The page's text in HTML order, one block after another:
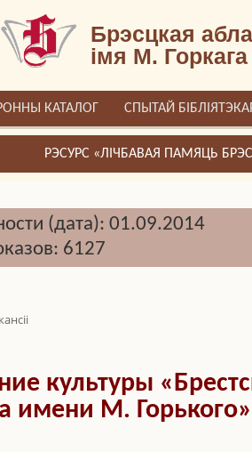
Брэсцкая
імя М. Горкага
КАТАЛОГ СПЫТАЙ
БРЭСТЧЫНЫ»
(дата): 01.09.2014
6127
культуры
имени М.